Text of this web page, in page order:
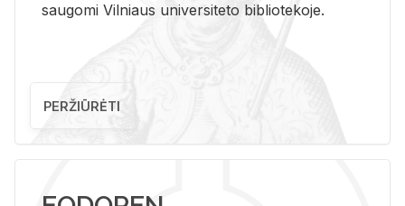
saugomi Vilniaus universiteto bibliotekoje.
PERŽIŪRĖTI